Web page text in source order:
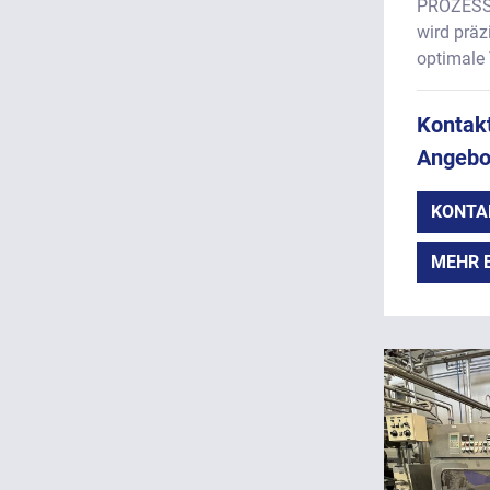
wird
optimale
MEHR